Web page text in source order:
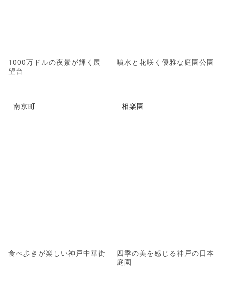
1000万ドルの夜景が輝く展
望台
噴水と花咲く優雅な庭園公園
南京町
食べ歩きが楽しい神戸中華街
相楽園
四季の美を感じる神戸の日本
庭園